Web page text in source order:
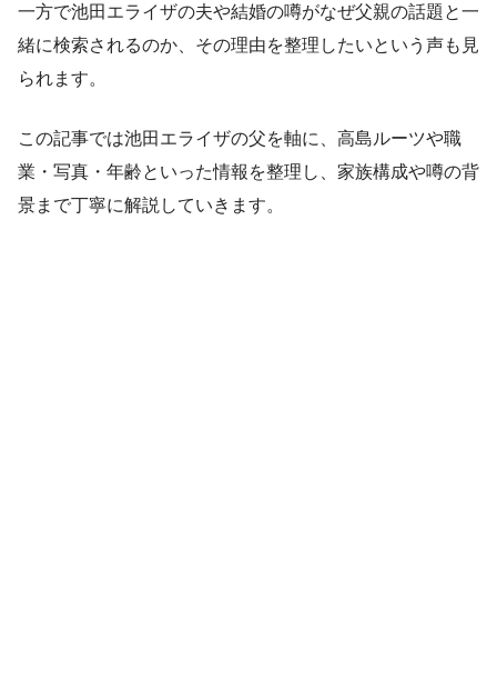
一方で池田エライザの夫や結婚の噂がなぜ父親の話題と一
緒に検索されるのか、その理由を整理したいという声も見
られます。
この記事では池田エライザの父を軸に、高島ルーツや職
業・写真・年齢といった情報を整理し、家族構成や噂の背
景まで丁寧に解説していきます。